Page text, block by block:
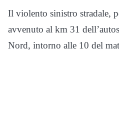
Il violento sinistro stradale,
avvenuto al km 31
Nord, intorno alle 10 del